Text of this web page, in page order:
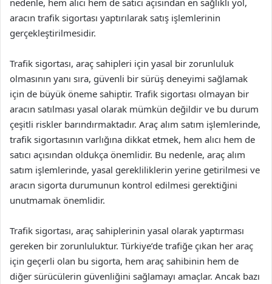
aracın trafik sigortası yaptırılarak satış işlemlerinin
gerçekleştirilmesidir.
Trafik sigortası, araç sahipleri için yasal bir zorunluluk
olmasının yanı sıra, güvenli bir sürüş deneyimi sağlamak
için de büyük öneme sahiptir. Trafik sigortası olmayan bir
aracın satılması yasal olarak mümkün değildir ve bu durum
çeşitli riskler barındırmaktadır. Araç alım satım işlemlerinde,
trafik sigortasının varlığına dikkat etmek, hem alıcı hem de
satıcı açısından oldukça önemlidir. Bu nedenle, araç alım
satım işlemlerinde, yasal gerekliliklerin yerine getirilmesi ve
aracın sigorta durumunun kontrol edilmesi gerektiğini
unutmamak önemlidir.
Trafik sigortası, araç sahiplerinin yasal olarak yaptırması
gereken bir zorunluluktur. Türkiye’de trafiğe çıkan her araç
için geçerli olan bu sigorta, hem araç sahibinin hem de
diğer sürücülerin güvenliğini sağlamayı amaçlar. Ancak bazı